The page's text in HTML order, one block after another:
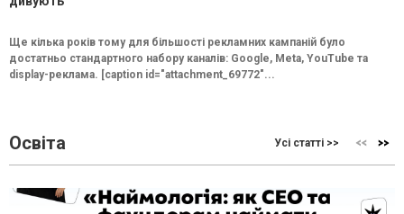
Ще кілька років тому для більшості рекламних кампаній було
достатньо стандартного набору каналів: Google, Meta, YouTube та
display-реклама. [caption id="attachment_69772"...
Освіта Усі статті >>